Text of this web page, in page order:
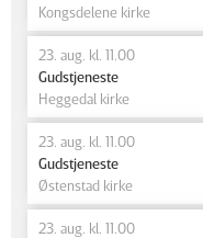
Kongsdelene kirke
23. aug. kl. 11.00
Gudstjeneste
Heggedal kirke
23. aug. kl. 11.00
Gudstjeneste
Østenstad kirke
23. aug. kl. 11.00